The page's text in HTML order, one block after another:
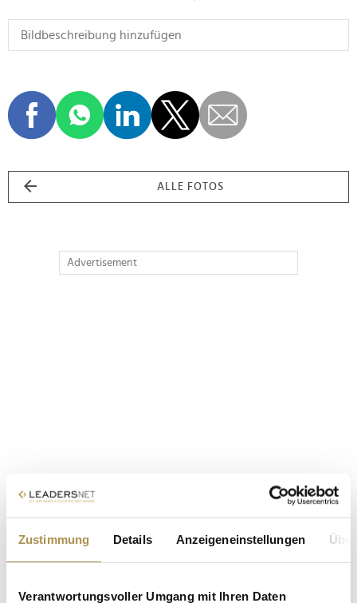
Zustimmung Details Anzeigeneinstellungen
Verantwortungsvoller Umgang mit Ihren Daten
ALLE FOTOS
Advertisement